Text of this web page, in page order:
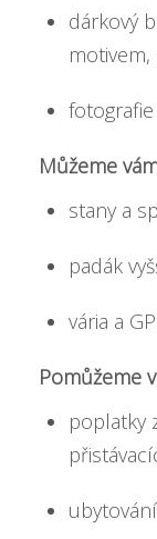
dárkový
Můžeme
stany a
padák
vária a
Pomůžeme
poplatky